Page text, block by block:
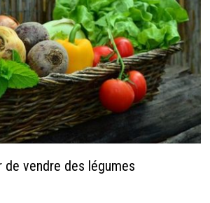
de vendre des légumes